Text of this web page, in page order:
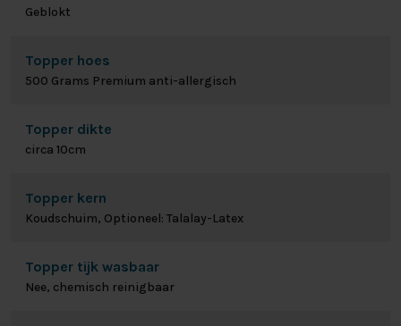
Geblokt
Topper hoes
500 Grams Premium anti-allergisch
Topper dikte
circa 10cm
Topper kern
Koudschuim, Optioneel: Talalay-Latex
Topper tijk wasbaar
Nee, chemisch reinigbaar